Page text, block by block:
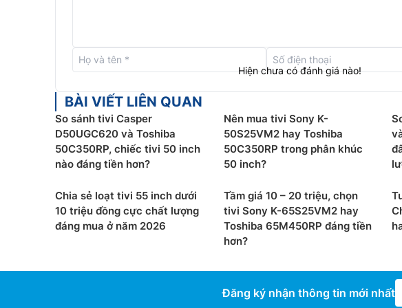
Dựa trên cách con người cảm nhận hình
Hiện chưa có đánh giá nào!
BÀI VIẾT LIÊN QUAN
So sánh tivi Casper
D50UGC620 và Toshiba
50C350RP, chiếc tivi 50 inch
nào đáng tiền hơn?
Nên mua tivi Sony K-
50S25VM2 hay Toshiba
50C350RP trong phân khúc
50 inch?
Chia sẻ loạt tivi 55 inch dưới
10 triệu đồng cực chất lượng
đáng mua ở năm 2026
Tầm giá 10 – 20 triệu, chọn
tivi Sony K-65S25VM2 hay
Toshiba 65M450RP đáng tiền
hơn?
Đăng ký nhận thông tin mới nhất